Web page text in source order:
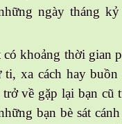
ngày tháng
khoảng thời gian
xa cách hay buồn
về gặp lại bạn cũ
bạn bè sát